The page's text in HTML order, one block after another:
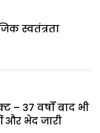
स्वतंत्रता
– 37 वर्षों बाद भी
और भेद जारी